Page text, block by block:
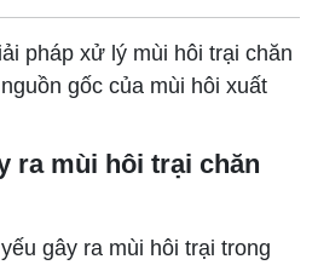
pháp xử lý mùi hôi trại chăn
gốc của mùi hôi xuất
ra mùi hôi trại chăn
gây ra mùi hôi trại trong